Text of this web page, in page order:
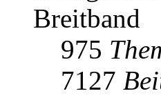
Breitband
975
7127